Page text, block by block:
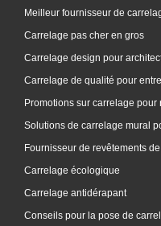
Meilleur fournisseur de
Carrelage pas cher en gros
Carrelage design pour
Carrelage de qualité pour
Promotions sur carrelage pour
Solutions de carrelage mural
Fournisseur de revêtements
Carrelage écologique
Carrelage antidérapant
Conseils pour la pose de